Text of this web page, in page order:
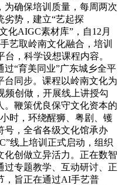
为确保培训质量，每周两次
劣势，建立“艺起探
化AIGC素材库”，自12月
艺取岭南文化融合，培训
，科学设想课程内容。
“育美同业”广东城乡全平
台同步。课程以岭南文化为
频创做，开展线上讲授勾
。鞭策优良保守文化资本的
时，环绕醒狮、粤剧、镬
号，全省各级文化馆承办
线上培训正式启动，组织
化创做立异活力。正在数智
过专题教学、互动研讨、正
，旨正在通过AI手艺普